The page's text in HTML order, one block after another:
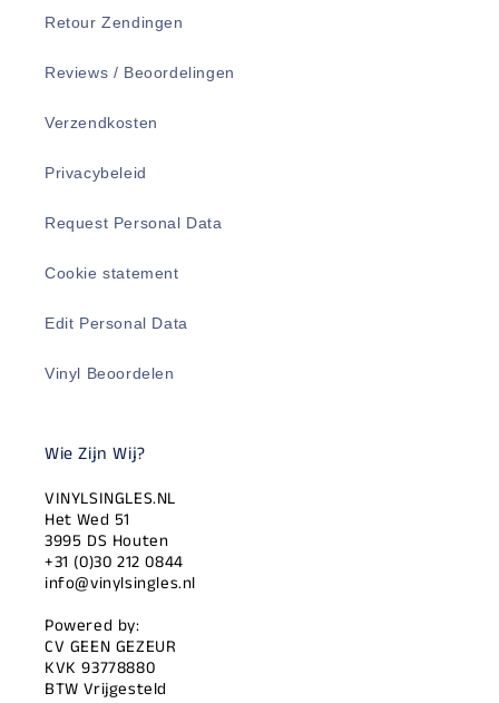
Retour Zendingen
Reviews / Beoordelingen
Verzendkosten
Privacybeleid
Request Personal Data
Cookie statement
Edit Personal Data
Vinyl Beoordelen
Wie Zijn Wij?
VINYLSINGLES.NL
Het Wed 51
3995 DS Houten
+31 (0)30 212 0844
info@vinylsingles.nl
Powered by:
CV GEEN GEZEUR
KVK 93778880
BTW Vrijgesteld